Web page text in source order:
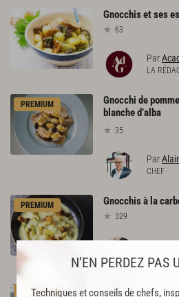
N’EN PERDEZ PAS
Techniques et conseils de chefs,
Gnocchisetses
63
Par
LA
PREMIUM
Gnocchi de
blanche d’alba
35
Par
CHEF
PREMIUM Gnocchisà la
329
CHEF
PREMIUM Gnocchis aux